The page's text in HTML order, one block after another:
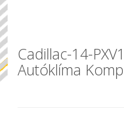
Cadillac-14-
Autóklíma